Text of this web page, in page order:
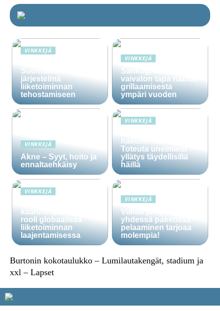
VINKKEJÄ
Suomalainen CRM-
järjestelmä
liiketoiminnan
tehostamiseen
VINKKEJÄ
Sähkögrilli on
vaivaton tapa nauttia
grillaamisesta
ympäri vuoden
VINKKEJÄ
Akne – Syyt, hoito ja
ennaltaehkäisy
VINKKEJÄ
hakeminen salassa –
Toteuta unelmiesi
yllätys täydellisillä
häillä
VINKKEJÄ
käännöspalvelujen
rooli globaalissa
liiketoiminnan
laajentamisessa
VINKKEJÄ
Viihde ja hyöty
yhdessä paketissa –
pelaaminen tarjoaa
molempia!
Burtonin kokotaulukko – Lumilautakengät, stadium ja
xxl – Lapset